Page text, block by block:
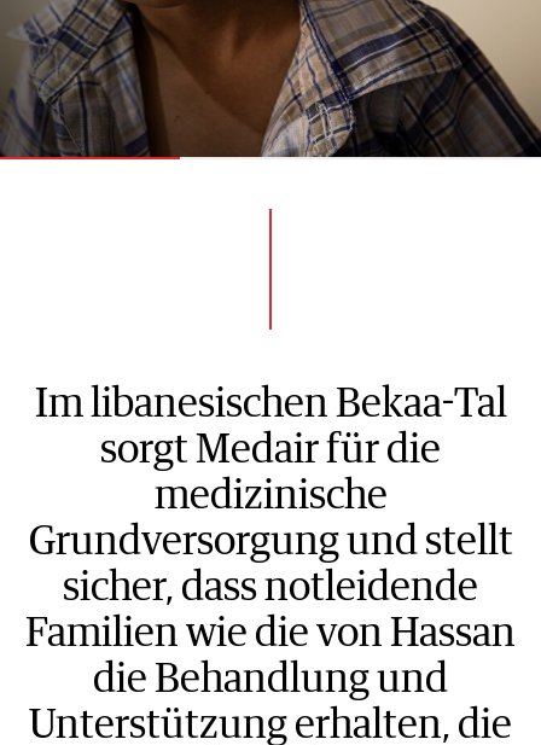
Im libanesischen Bekaa-Tal
sorgt Medair für die
medizinische
Grundversorgung und stellt
sicher, dass notleidende
Familien wie die von Hassan
die Behandlung und
Unterstützung erhalten, die